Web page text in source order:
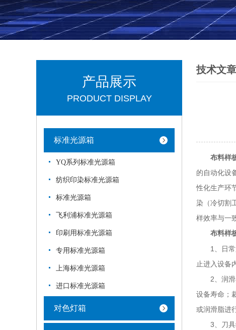
产品展示
PRODUCT DISPLAY
标准光源箱
YQ系列标准光源箱
纺织印染标准光源箱
标准光源箱
飞利浦标准光源箱
印刷用标准光源箱
专用标准光源箱
上海标准光源箱
进口标准光源箱
对色灯箱
技术文章
布料样
的自动化设
性化生产环
染（冷切割
样效率与一
布料样
1、日常清
止进入设备
2、润滑与
设备寿命；
或润滑脂进
3、刀具维